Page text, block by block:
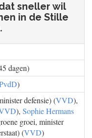
sneller wil
in de Stille
dagen)
)
defensie) (VVD),
), Sophie Hermans
groei, minister
(VVD)